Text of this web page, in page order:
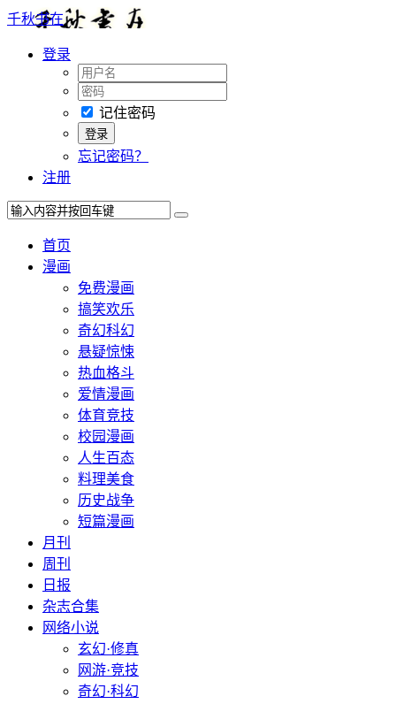
千秋书在
登录
记住密码
忘记密码？
注册
首页
漫画
免费漫画
搞笑欢乐
奇幻科幻
悬疑惊悚
热血格斗
爱情漫画
体育竞技
校园漫画
人生百态
料理美食
历史战争
短篇漫画
月刊
周刊
日报
杂志合集
网络小说
玄幻·修真
网游·竞技
奇幻·科幻